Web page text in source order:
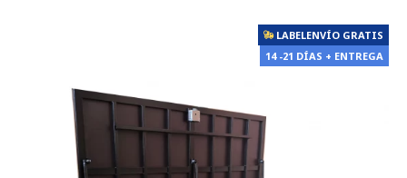
LABELENVÍO GRATIS
14 -21 DÍAS + ENTREGA